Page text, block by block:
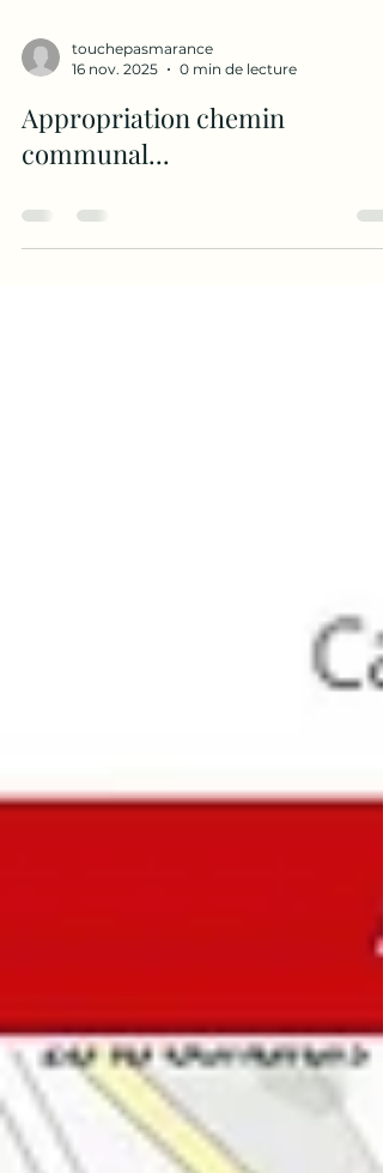
16 nov. 2025
0 min de lecture
Appropriation chemin
communal...